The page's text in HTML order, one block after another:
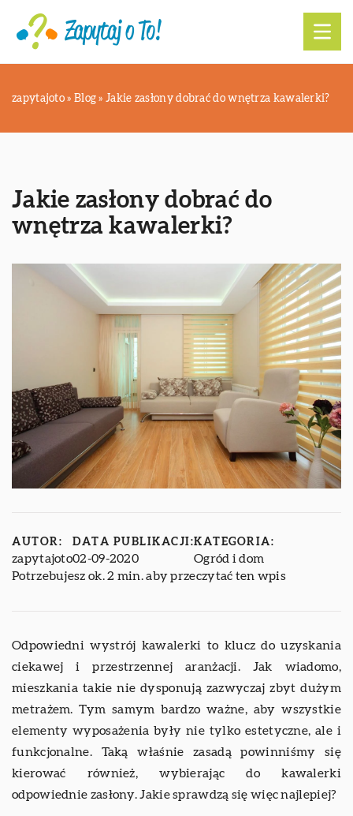
zapytajoto » Blog »Jakie zasłony dobrać do wnętrza kawalerki?
Jakie zasłony dobrać do
wnętrza kawalerki?
AUTOR:
zapytajoto
DATA PUBLIKACJI:
02-09-2020
KATEGORIA:
Ogród i dom
Potrzebujesz ok. 2 min. aby przeczytać ten wpis
Odpowiedni wystrój kawalerki to klucz do uzyskania
ciekawej i przestrzennej aranżacji. Jak wiadomo,
mieszkania takie nie dysponują zazwyczaj zbyt dużym
metrażem. Tym samym bardzo ważne, aby wszystkie
elementy wyposażenia były nie tylko estetyczne, ale i
funkcjonalne. Taką właśnie zasadą powinniśmy się
kierować również, wybierając do kawalerki
odpowiednie zasłony. Jakie sprawdzą się więc najlepiej?